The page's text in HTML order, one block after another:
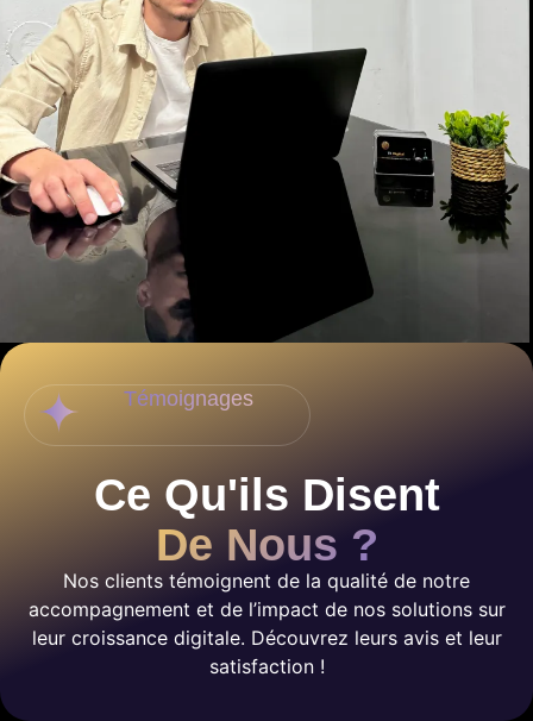
Témoignages
Ce Qu'ils Disent
De Nous ?
Nos clients témoignent de la qualité de notre
accompagnement et de l’impact de nos solutions sur
leur croissance digitale. Découvrez leurs avis et leur
satisfaction !